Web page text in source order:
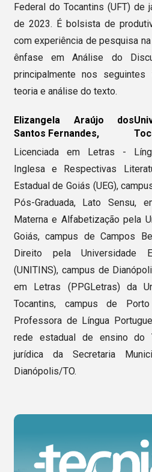
Federal do Tocantins (UFT) de
de 2023. É bolsista de
com experiência de pesquisa
ênfase em Análise do
principalmente nos seguintes
teoria e análise do texto.
Elizangela Araújo dos
Santos Fernandes,
Licenciada em Letras -
Inglesa e Respectivas
Estadual de Goiás (UEG),
Pós-Graduada, Lato Sensu,
Materna e Alfabetização pela
Goiás, campus de Campos
Direito pela Universidade
(UNITINS), campus de
em Letras (PPGLetras) da
Tocantins, campus de
Professora de Língua
rede estadual de ensino do
jurídica da Secretaria
Dianópolis/TO.